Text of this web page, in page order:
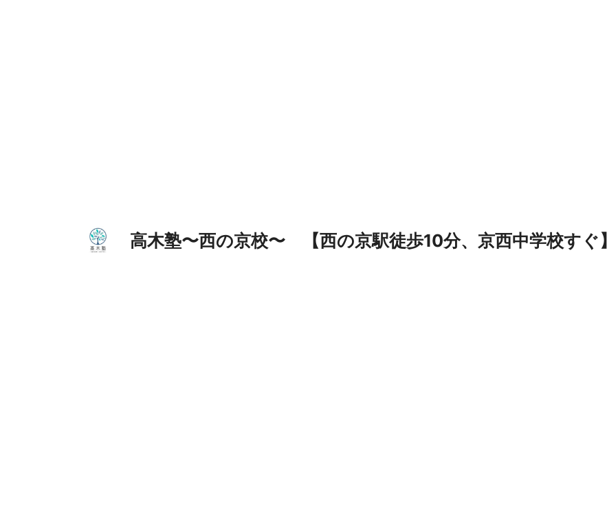
高木塾〜西の京校〜 【西の京駅徒歩10分、京西中学校すぐ】